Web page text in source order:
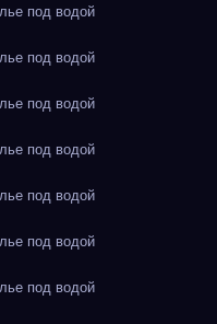
под водой
под водой
под водой
под водой
под водой
под водой
под водой